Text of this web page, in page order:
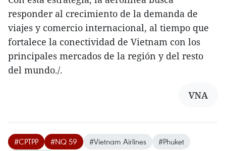
responder al crecimiento de la demanda de
viajes y comercio internacional, al tiempo que
fortalece la conectividad de Vietnam con los
principales mercados de la región y del resto
del mundo./.
VNA
#CPTPP #NQ 59 #Vietnam Airlines
#Phuket